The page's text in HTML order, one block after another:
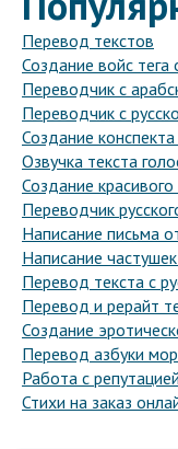
Перевод текстов
Создание войс
Переводчик с
Переводчик с
Создание
Озвучка текста
Создание
Переводчик
Написание письма
Написание
Перевод текста с
Перевод и рерайт
Создание
Перевод азбуки
Работа с
Стихи на заказ